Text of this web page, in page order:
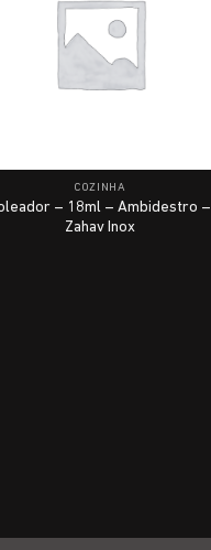
COZINHA
– 18ml – Ambidestro –
Zahav Inox